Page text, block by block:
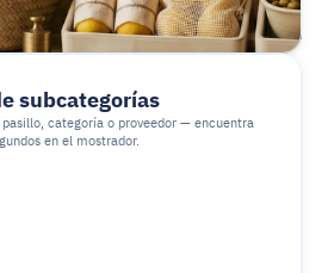
subcategorías
categoría o proveedor — encuentra
en el mostrador.